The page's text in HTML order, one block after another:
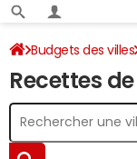
Budgets des villes
Recettes 2024
Recettes